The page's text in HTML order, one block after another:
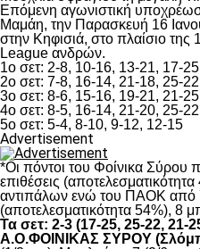
Επόμενη αγωνιστική
Μαμάη, την Παρασκευή 16
στην Κηφισιά, στο πλαίσιο της
League ανδρών.
1ο σετ: 2-8, 10-16, 13-21, 17-25
2ο σετ: 7-8, 16-14, 21-18, 25-22
3ο σετ: 8-6, 15-16, 19-21, 21-25
4ο σετ: 8-5, 16-14, 21-20, 25-22
5ο σετ: 5-4, 8-10, 9-12, 12-15
Advertisement
*Οι πόντοι του Φοίνικα
επιθέσεις
αντιπάλων ενώ του ΠΑΟΚ από
(αποτελεσματικότητα 54%), 8
Τα σετ: 2-3 (17-25, 25-22, 21-
Α.Ο.ΦΟΙΝΙΚΑΣ ΣΥΡΟΥ